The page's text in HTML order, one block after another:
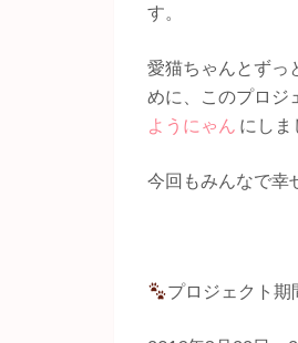
す。
愛猫ちゃんとずっ
めに、このプロジ
ようにゃん にしま
今回もみんなで幸
プロジェクト期